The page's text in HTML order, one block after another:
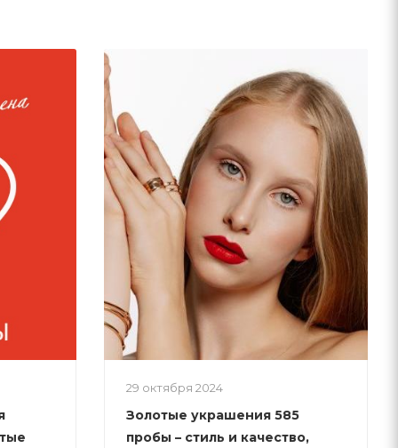
29 октября 2024
Золотые украшения 585
пробы – стиль и качество,